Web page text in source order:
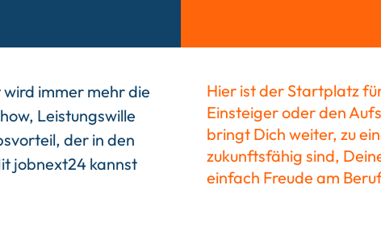
immer mehr die
Leistungswille
der in den
jobnext24 kannst
Hier ist der Startplatz
Einsteiger oder den
bringt Dich weiter, zu
zukunftsfähig sind,
einfach Freude am